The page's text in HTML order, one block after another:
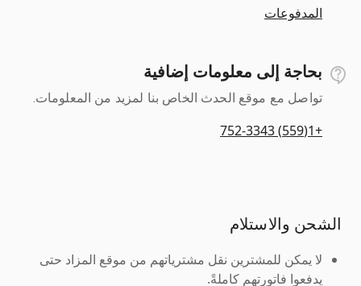
المدفوعات
بحاجة إلى معلومات إضافية
تواصل مع موقع الحدث الخاص بنا لمزيد من المعلومات.
+1(559) 752-3343
الشحن والاستلام
لا يمكن للمشترين نقل مشترياتهم من موقع المزاد حتى
يدفعوا فاتورتهم كاملةً.